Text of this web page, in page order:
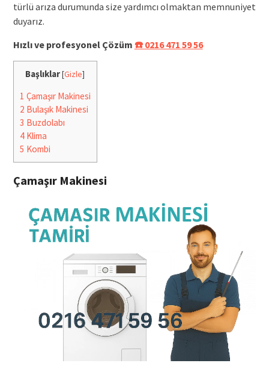
türlü arıza durumunda size yardımcı olmaktan memnuniyet
duyarız.
Hızlı ve profesyonel Çözüm ☎️ 0216 471 59 56
Başlıklar[Gizle]
1 Çamaşır Makinesi
2 Bulaşık Makinesi
3 Buzdolabı
4Klima
5 Kombi
Çamaşır Makinesi